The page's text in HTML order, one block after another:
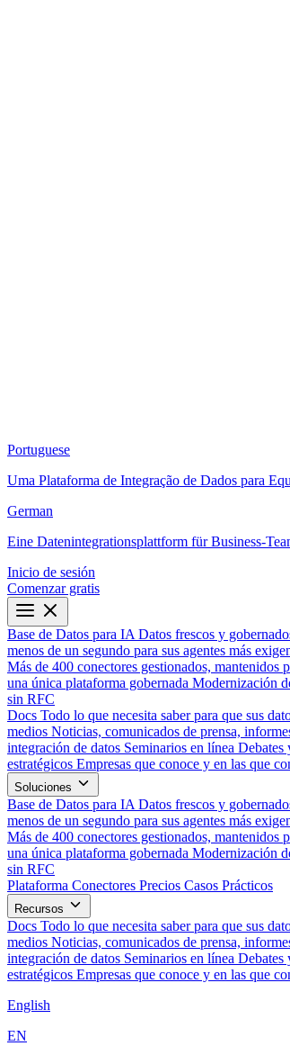
Portuguese
Uma Plataforma de Integração de Dados para
German
Eine Datenintegrationsplattform für Business-
Inicio de sesión
Comenzar gratis
Base de Datos para IA Datos frescos y
menos de un segundo para sus agentes más
Más de 400 conectores gestionados, mantenidos
una única plataforma gobernada Modernización
sin RFC
Docs Todo lo que necesita saber para que sus
medios Noticias, comunicados de prensa,
integración de datos Seminarios en línea Debates
estratégicos Empresas que conoce y en las que
Soluciones
Base de Datos para IA Datos frescos y
menos de un segundo para sus agentes más
Más de 400 conectores gestionados, mantenidos
una única plataforma gobernada Modernización
sin RFC
Plataforma Conectores Precios Casos Prácticos
Recursos
Docs Todo lo que necesita saber para que sus
medios Noticias, comunicados de prensa,
integración de datos Seminarios en línea Debates
estratégicos Empresas que conoce y en las que
English
EN